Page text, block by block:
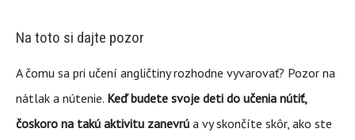
Na toto si dajte pozor
A čomu sa pri učení angličtiny rozhodne vyvarovať? Pozor na
nátlak a nútenie. Keď budete svoje deti do učenia nútiť,
čoskoro na takú aktivitu zanevrú a vy skončíte skôr, ako ste